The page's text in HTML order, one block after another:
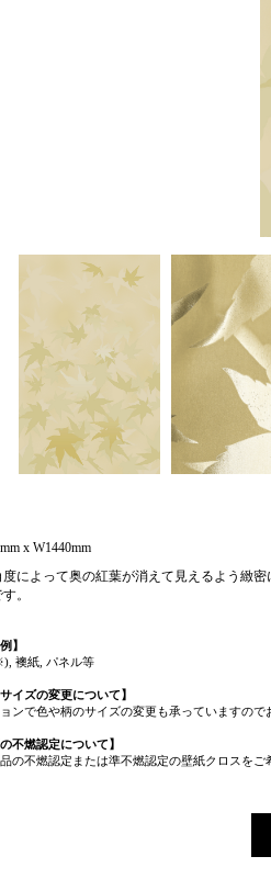
x W1440mm
度によって奥の紅葉が消えて見えるよう緻
。
】
襖紙, パネル等
サイズの変更について】
ンで色や柄のサイズの変更も承っていますので
の不燃認定について】
の不燃認定または準不燃認定の壁紙クロスを